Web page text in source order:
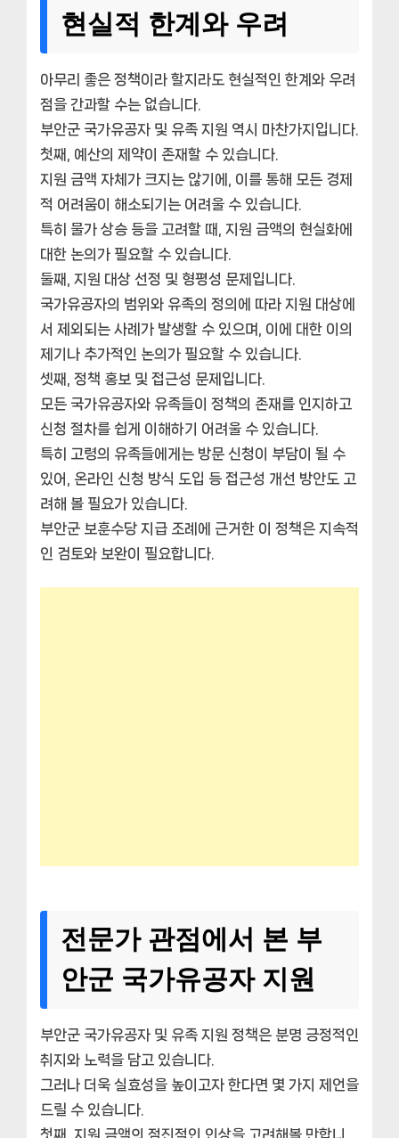
현실적 한계와 우려
아무리 좋은 정책이라 할지라도 현실적인 한계와 우려
점을 간과할 수는 없습니다.
부안군 국가유공자 및 유족 지원 역시 마찬가지입니다.
첫째, 예산의 제약이 존재할 수 있습니다.
지원 금액 자체가 크지는 않기에, 이를 통해 모든 경제
적 어려움이 해소되기는 어려울 수 있습니다.
특히 물가 상승 등을 고려할 때, 지원 금액의 현실화에
대한 논의가 필요할 수 있습니다.
둘째, 지원 대상 선정 및 형평성 문제입니다.
국가유공자의 범위와 유족의 정의에 따라 지원 대상에
서 제외되는 사례가 발생할 수 있으며, 이에 대한 이의
제기나 추가적인 논의가 필요할 수 있습니다.
셋째, 정책 홍보 및 접근성 문제입니다.
모든 국가유공자와 유족들이 정책의 존재를 인지하고
신청 절차를 쉽게 이해하기 어려울 수 있습니다.
특히 고령의 유족들에게는 방문 신청이 부담이 될 수
있어, 온라인 신청 방식 도입 등 접근성 개선 방안도 고
려해 볼 필요가 있습니다.
부안군 보훈수당 지급 조례에 근거한 이 정책은 지속적
인 검토와 보완이 필요합니다.
전문가 관점에서 본 부
안군 국가유공자 지원
부안군 국가유공자 및 유족 지원 정책은 분명 긍정적인
취지와 노력을 담고 있습니다.
그러나 더욱 실효성을 높이고자 한다면 몇 가지 제언을
드릴 수 있습니다.
첫째, 지원 금액의 점진적인 인상을 고려해볼 만합니